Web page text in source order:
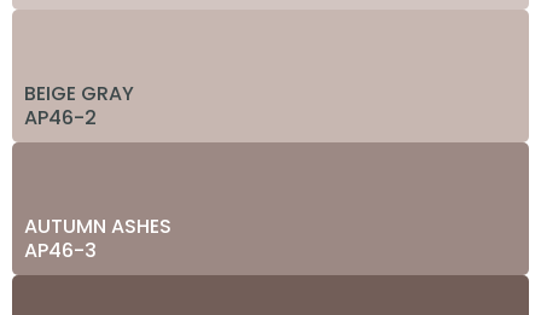
BEIGE GRAY
AP46-2
AUTUMN ASHES
AP46-3